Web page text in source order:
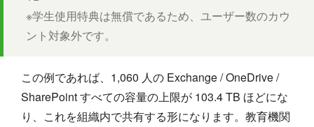
※学生使用特典は無償であるため、ユーザー数のカウ
ント対象外です。
この例であれば、1,060 人の Exchange / OneDrive /
SharePoint すべての容量の上限が 103.4 TB ほどにな
り、これを組織内で共有する形になります。教育機関